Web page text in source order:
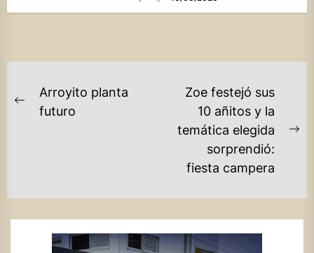
NAVEGACIÓN
Previous
Arroyito planta
futuro
Zoe festejó sus
10 añitos y la
temática elegida
sorprendió:
fiesta campera